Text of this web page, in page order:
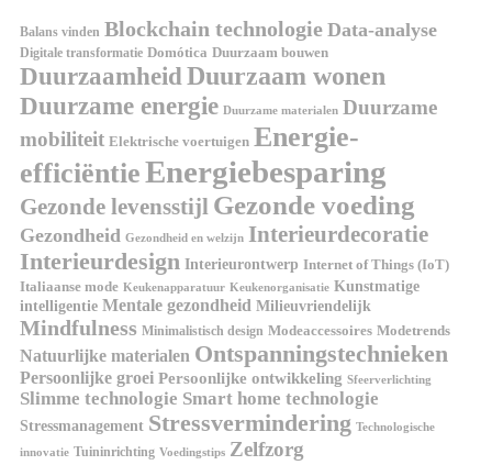
Balans vinden Blockchain technologie Data-analyse
Digitale transformatie Domótica Duurzaam bouwen
Duurzaamheid Duurzaam wonen
Duurzame energie Duurzame materialen Duurzame
mobiliteit Elektrische voertuigen Energie-
efficiëntieEnergiebesparing
Gezonde levensstijl Gezonde voeding
Gezondheid Gezondheid en welzijn Interieurdecoratie
Interieurdesign Interieurontwerp Internet of Things (IoT)
Italiaanse mode Keukenapparatuur Keukenorganisatie Kunstmatige
intelligentie Mentale gezondheid Milieuvriendelijk
Mindfulness Minimalistisch design Modeaccessoires Modetrends
Natuurlijke materialen Ontspanningstechnieken
Persoonlijke groei Persoonlijke ontwikkeling Sfeerverlichting
Slimme technologie Smart home technologie
Stressmanagement Stressvermindering Technologische
innovatie Tuininrichting Voedingstips Zelfzorg